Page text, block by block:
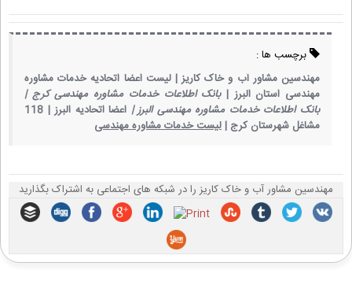
برچسب ها :
مهندسین مشاور آب و خاک کاریز | لیست اعضا اتحادیه خدمات مشاوره
مهندسی استان البرز | بانک اطلاعات خدمات مشاوره مهندسی کرج |
بانک اطلاعات خدمات مشاوره مهندسی البرز | اعضا اتحادیه البرز | 118
مشاغل شهرستان کرج |لیست خدمات مشاوره مهندسی
مهندسین مشاور آب و خاک کاریز را در شبکه های اجتماعی به اشتراک بگذارید